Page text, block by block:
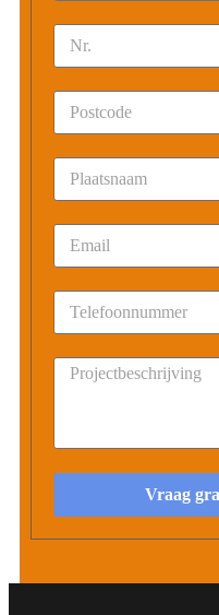
Vraag